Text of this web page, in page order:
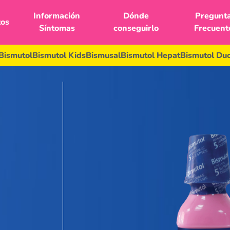
Información
Síntomas
Dónde
conseguirlo
Bismutol KidsBismusalBismutol HepatBismutol